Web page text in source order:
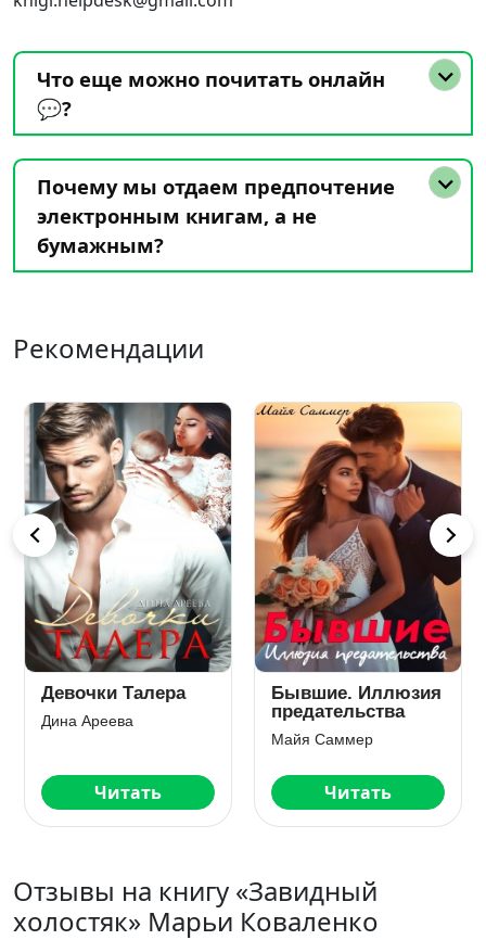
Что еще можно почитать онлайн
💬?
Почему мы отдаем предпочтение
электронным книгам, а не
бумажным?
Рекомендации
Девочки Талера
Дина Ареева
Читать
Бывшие. Иллюзия
предательства
Майя Саммер
Читать
Отзывы на книгу «Завидный
холостяк» Марьи Коваленко